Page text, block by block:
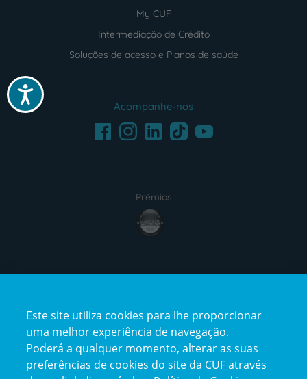
Acessibilidade
My CUF
Intermediação de Crédito
Soluções de acesso e Planos de saúde
Acompanhe-nos
FacebookInstagramLinkedInTikTokYoutube
Prémios
award4
certification2certification3
Este site utiliza cookies para lhe proporcionar
uma melhor experiência de navegação.
Poderá a qualquer momento, alterar as suas
preferências de cookies do site da CUF através